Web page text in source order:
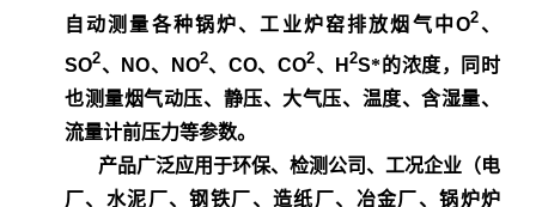
自动测量各种锅炉、工业炉窑排放烟气中O2、
SO2、 NO、 NO2、 CO、 CO2、 H2S*的浓度，同时
也测量烟气动压、静压、大气压、温度、含湿量、
流量计前压力等参数。
产品广泛应用于环保、检测公司、工况企业（电
厂、水泥厂、钢铁厂、造纸厂、冶金厂、锅炉炉